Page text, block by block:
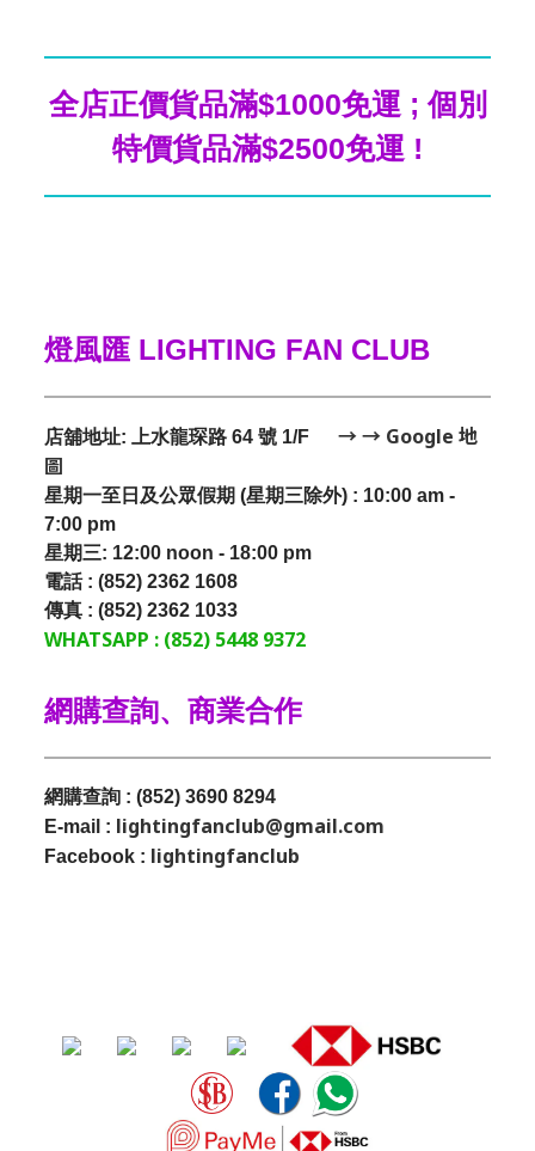
全店正價貨品滿$1000免運 ; 個別
特價貨品滿$2500免運 !
燈風匯 LIGHTING FAN CLUB
店舖地址: 上水龍琛路 64 號 1/F
→ → Google 地
圖
星期一至日及公眾假期 (星期三除外) : 10:00 am -
7:00 pm
星期三: 12:00 noon - 18:00 pm
電話 : (852) 2362 1608
傳真 : (852) 2362 1033
WHATSAPP : (852) 5448 9372
網購查詢、商業合作
網購查詢 : (852) 3690 8294
E-mail : lightingfanclub@gmail.com
Facebook : lightingfanclub